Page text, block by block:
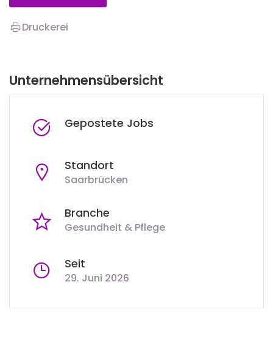
Druckerei
Unternehmensübersicht
Gepostete Jobs
Standort
Saarbrücken
Branche
Gesundheit & Pflege
Seit
29. Juni 2026